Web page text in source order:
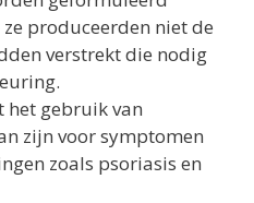
produceerden niet de
verstrekt die nodig
het gebruik van
zijn voor symptomen
zoals psoriasis en